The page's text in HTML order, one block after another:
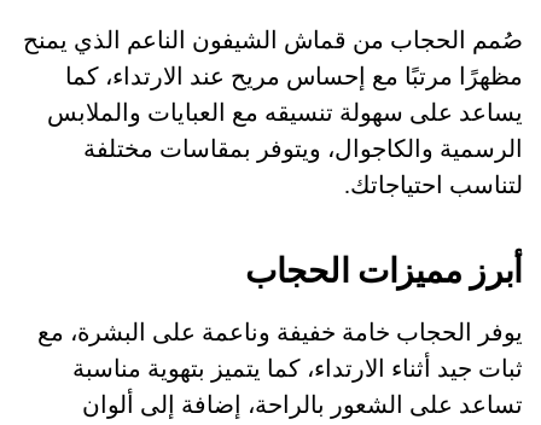
صُمم الحجاب من قماش الشيفون الناعم الذي يمنح
مظهرًا مرتبًا مع إحساس مريح عند الارتداء، كما
يساعد على سهولة تنسيقه مع العبايات والملابس
الرسمية والكاجوال، ويتوفر بمقاسات مختلفة
لتناسب احتياجاتك.
أبرز مميزات الحجاب
يوفر الحجاب خامة خفيفة وناعمة على البشرة، مع
ثبات جيد أثناء الارتداء، كما يتميز بتهوية مناسبة
تساعد على الشعور بالراحة، إضافة إلى ألوان